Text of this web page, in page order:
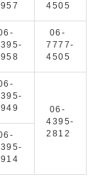
4505
06-
7777-
4505
06-
4395-
2812